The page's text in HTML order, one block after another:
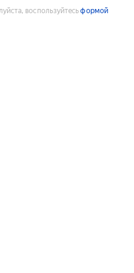
воспользуйтесьформой